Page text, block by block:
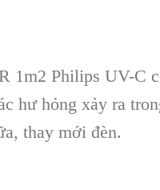
1m2 Philips UV-C
hư hỏng xảy ra
thay mới đèn.